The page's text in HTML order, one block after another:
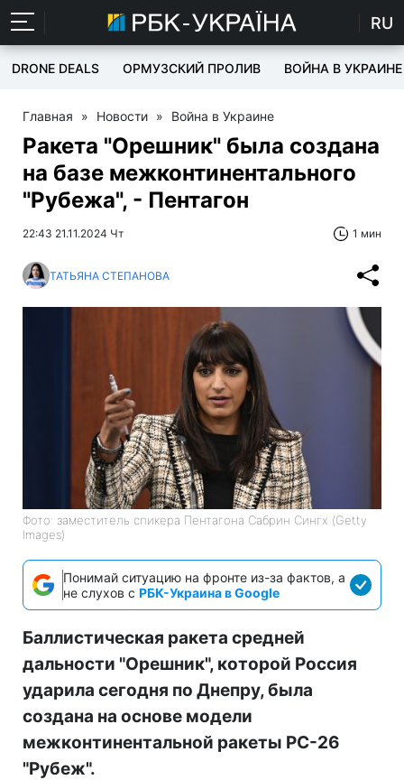
RU
DRONE DEALS ОРМУЗСКИЙ ПРОЛИВ ВОЙНА В УКРАИНЕ
Главная » Новости » Война в Украине
Ракета "Орешник" была создана
на базе межконтинентального
"Рубежа", - Пентагон
22:43 21.11.2024 Чт 1 мин
ТАТЬЯНА СТЕПАНОВА
Фото: заместитель спикера Пентагона Сабрин Сингх (Getty
Images)
Понимай ситуацию на фронте из-за фактов, а
не слухов с РБК-Украина в Google
Баллистическая ракета средней
дальности "Орешник", которой Россия
ударила сегодня по Днепру, была
создана на основе модели
межконтинентальной ракеты РС-26
"Рубеж".